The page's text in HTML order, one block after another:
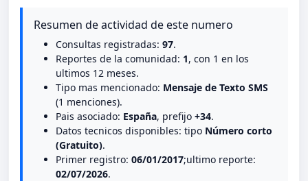
Resumen de actividad de este numero
Consultas registradas: 97.
Reportes de la comunidad: 1, con 1 en los
ultimos 12 meses.
Tipo mas mencionado: Mensaje de Texto SMS
(1 menciones).
Pais asociado: España, prefijo +34.
Datos tecnicos disponibles: tipo Número corto
(Gratuito).
Primer registro: 06/01/2017;ultimo reporte:
02/07/2026.